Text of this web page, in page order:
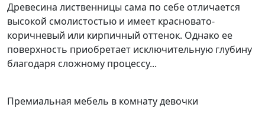
Древесина лиственницы сама по себе отличается
высокой смолистостью и имеет красновато-
коричневый или кирпичный оттенок. Однако ее
поверхность приобретает исключительную глубину
благодаря сложному процессу...
Премиальная мебель в комнату девочки